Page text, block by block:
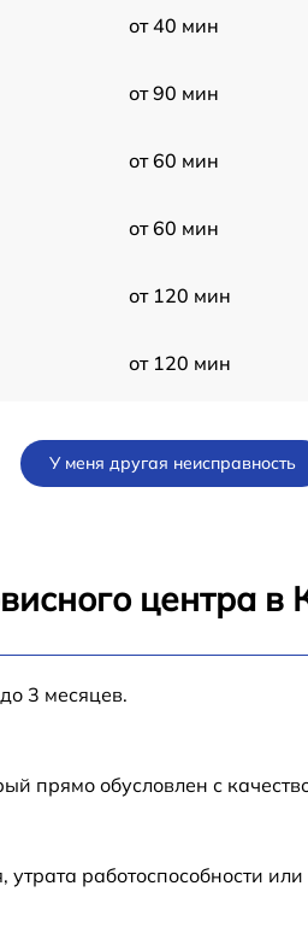
от 40 мин
от 90 мин
от 60 мин
от 60 мин
от 120 мин
от 120 мин
У меня другая неисправность
центра в
3 месяцев.
прямо обусловлен с
работоспособности